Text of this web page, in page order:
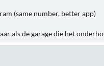
(same number, better app)
als de garage die het